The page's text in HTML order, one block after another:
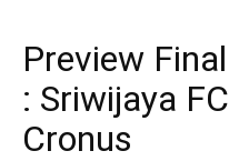
Preview
: Sriwijaya
Cronus